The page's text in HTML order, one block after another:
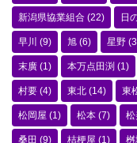
新潟県協業組合 (22) 日
早川 (9) 旭 (6) 星野
末廣 (1) 本万点田渕 (1)
村要 (4) 東北 (14) 東
松岡屋 (1) 松本 (7) 松
桑田 (9) 桔梗屋 (1)